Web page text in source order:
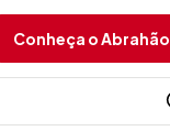
Conheça o Abrahão